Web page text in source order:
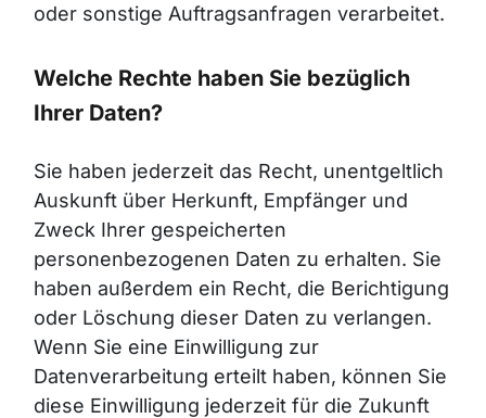
oder sonstige Auftragsanfragen verarbeitet.
Welche Rechte haben Sie bezüglich
Ihrer Daten?
Sie haben jederzeit das Recht, unentgeltlich
Auskunft über Herkunft, Empfänger und
Zweck Ihrer gespeicherten
personenbezogenen Daten zu erhalten. Sie
haben außerdem ein Recht, die Berichtigung
oder Löschung dieser Daten zu verlangen.
Wenn Sie eine Einwilligung zur
Datenverarbeitung erteilt haben, können Sie
diese Einwilligung jederzeit für die Zukunft